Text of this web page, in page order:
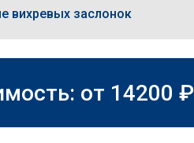
вихревых заслонок
от 14200 ₽